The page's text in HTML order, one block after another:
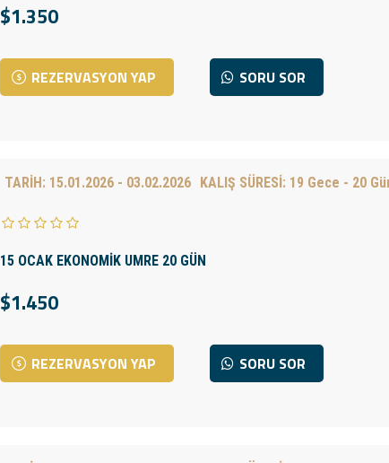
$1.350
REZERVASYON YAP SORU SOR
TARİH: 15.01.2026 - 03.02.2026 KALIŞ SÜRESİ: 19 Gece - 20
15 OCAK EKONOMİK UMRE 20 GÜN
$1.450
REZERVASYON YAP SORU SOR